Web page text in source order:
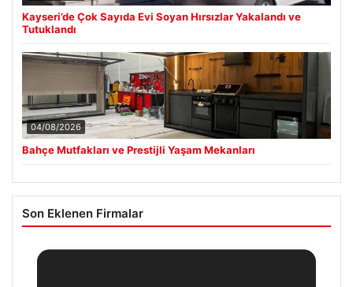
Kayseri’de Çok Sayıda Evi Soyan Hırsızlar Yakalandı ve
Tutuklandı
04/08/2026
Bahçe Mutfakları ve Prestijli Yaşam Mekanları
Son Eklenen Firmalar